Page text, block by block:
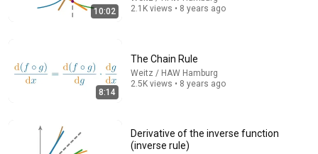
10:02
2.1K views • 8 years ago
8:14
The Chain Rule
Weitz / HAW Hamburg
2.5K views • 8 years ago
Derivative of the inverse function
(inverse rule)